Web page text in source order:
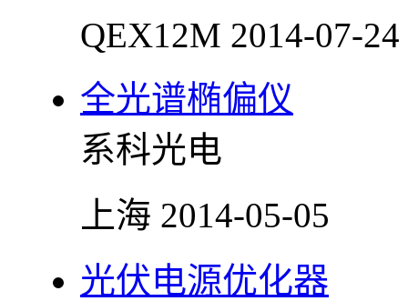
QEX12M 2014-07-24
全光谱椭偏仪
系科光电
上海 2014-05-05
光伏电源优化器